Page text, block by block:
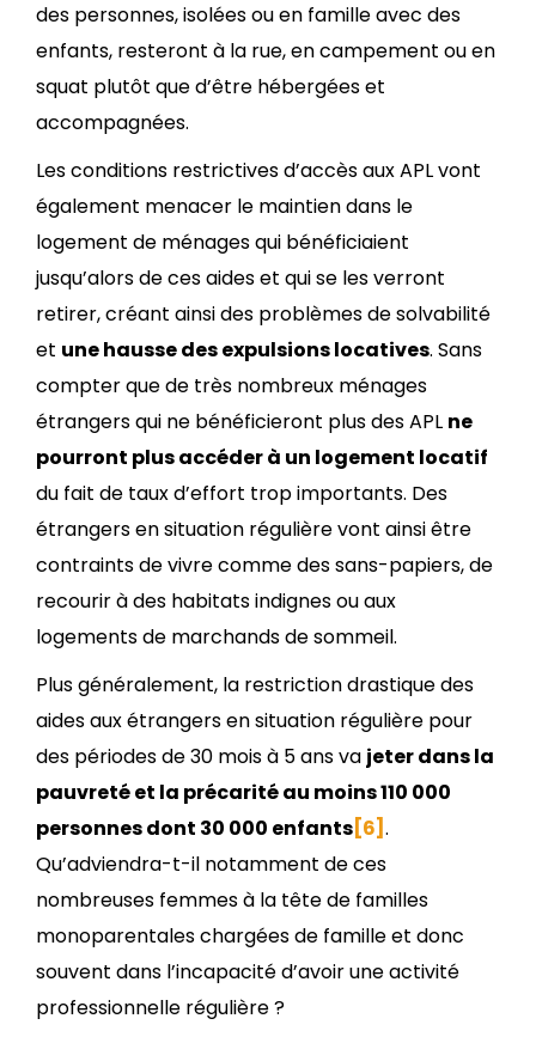
des personnes, isolées ou en famille avec des
enfants, resteront à la rue, en campement ou en
squat plutôt que d’être hébergées et
accompagnées.
Les conditions restrictives d’accès aux APL vont
également menacer le maintien dans le
logement de ménages qui bénéficiaient
jusqu’alors de ces aides et qui se les verront
retirer, créant ainsi des problèmes de solvabilité
et une hausse des expulsions locatives. Sans
compter que de très nombreux ménages
étrangers qui ne bénéficieront plus des APL ne
pourront plus accéder à un logement locatif
du fait de taux d’effort trop importants. Des
étrangers en situation régulière vont ainsi être
contraints de vivre comme des sans-papiers, de
recourir à des habitats indignes ou aux
logements de marchands de sommeil.
Plus généralement, la restriction drastique des
aides aux étrangers en situation régulière pour
des périodes de 30 mois à 5 ans va jeter dans la
pauvreté et la précarité au moins 110 000
personnes dont 30 000 enfants[6] .
Qu’adviendra-t-il notamment de ces
nombreuses femmes à la tête de familles
monoparentales chargées de famille et donc
souvent dans l’incapacité d’avoir une activité
professionnelle régulière ?